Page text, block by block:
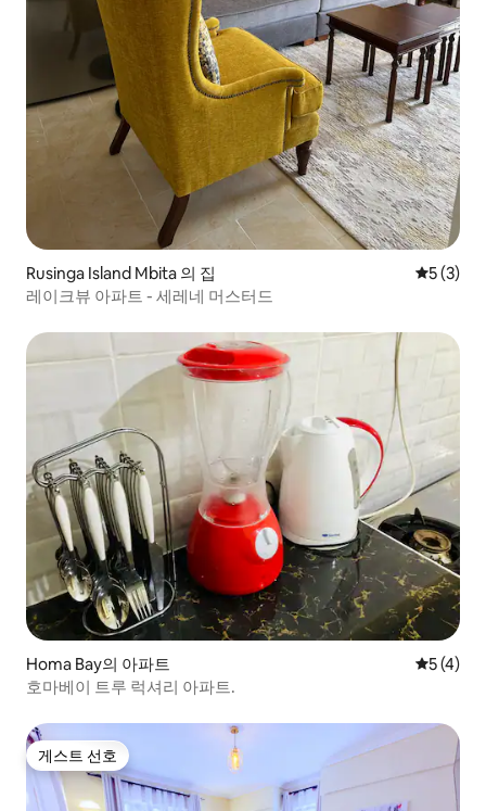
Rusinga Island Mbita 의 집 평점 5점
5 (3)
레이크뷰 아파트 - 세레네 머스터드
Homa Bay의 아파트 평점 5점
5 (4)
호마베이 트루 럭셔리 아파트.
게스트 선호
게스트 선호